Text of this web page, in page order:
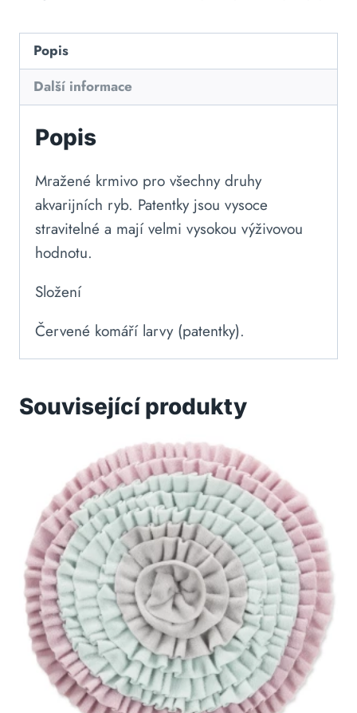
Popis
Další informace
Popis
Mražené krmivo pro všechny druhy
akvarijních ryb. Patentky jsou vysoce
stravitelné a mají velmi vysokou výživovou
hodnotu.
Složení
Červené komáří larvy (patentky).
Související produkty